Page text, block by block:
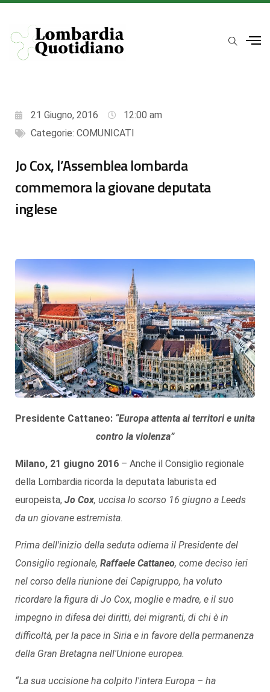
21 Giugno, 2016
12:00 am
Categorie: COMUNICATI
Jo Cox, l’Assemblea lombarda
commemora la giovane deputata
inglese
Presidente Cattaneo: “Europa attenta ai territorie unita
contro la violenza”
Milano, 21 giugno 2016 – Anche il Consiglio regionale
della Lombardia ricorda la deputata laburista ed
europeista, Jo Cox, uccisa lo scorso 16 giugno a Leeds
da un giovane estremista.
Prima dell'inizio della seduta odierna il Presidente del
Consiglio regionale, Raffaele Cattaneo, come deciso ieri
nel corso della riunione dei Capigruppo, ha voluto
ricordare la figura di Jo Cox, moglie e madre, e il suo
impegno in difesa dei diritti, dei migranti, di chi è in
difficoltà, per la pace in Siria e in favore della permanenza
della Gran Bretagna nell'Unione europea.
“La sua uccisione ha colpito l'intera Europa – ha